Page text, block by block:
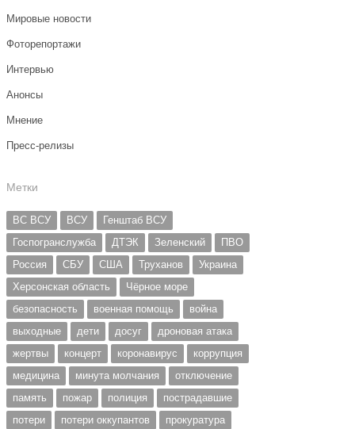
Мировые новости
Фоторепортажи
Интервью
Анонсы
Мнение
Пресс-релизы
Метки
ВС ВСУ ВСУ
Генштаб ВСУ
Госпогранслужба
ДТЭК Зеленский
ПВО
Россия
СБУ США Труханов
Украина
Херсонская область
Чёрное море
безопасность
военная помощь
война
выходные
дети досуг
дроновая атака
жертвы
концерт коронавирус
коррупция
медицина
минута молчания
отключение
память
пожар полиция
пострадавшие
потери
потери оккупантов
прокуратура